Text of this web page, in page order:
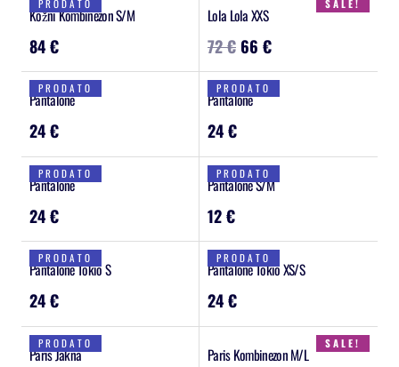
PRODATO
Kožni Kombinezon S/M
84€
SALE!
Lola Lola XXS
72€ 66 €
PRODATO
Pantalone
24€
PRODATO
Pantalone
24€
PRODATO
Pantalone
24€
PRODATO
Pantalone S/M
12€
PRODATO
Pantalone Tokio S
24€
PRODATO
Pantalone Tokio XS/S
24€
PRODATO
Paris Jakna
SALE!
Paris Kombinezon M/L